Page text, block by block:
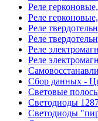
Реле
Реле
Реле
Реле
Реле
Реле
Сбор данных -
Световые
Светодиоды
Светодиоды